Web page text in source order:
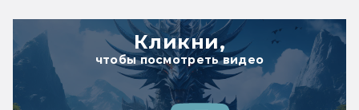
Кликни,
чтобы посмотреть видео